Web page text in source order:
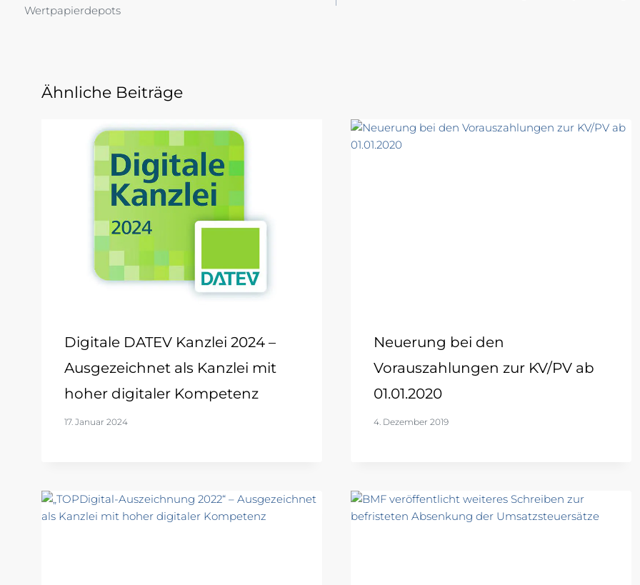
Wertpapierdepots
Ähnliche Beiträge
Digitale DATEV Kanzlei 2024 –
Ausgezeichnet als Kanzlei mit
hoher digitaler Kompetenz
17. Januar 2024
Neuerung bei den
Vorauszahlungen zur KV/PV ab
01.01.2020
4. Dezember 2019